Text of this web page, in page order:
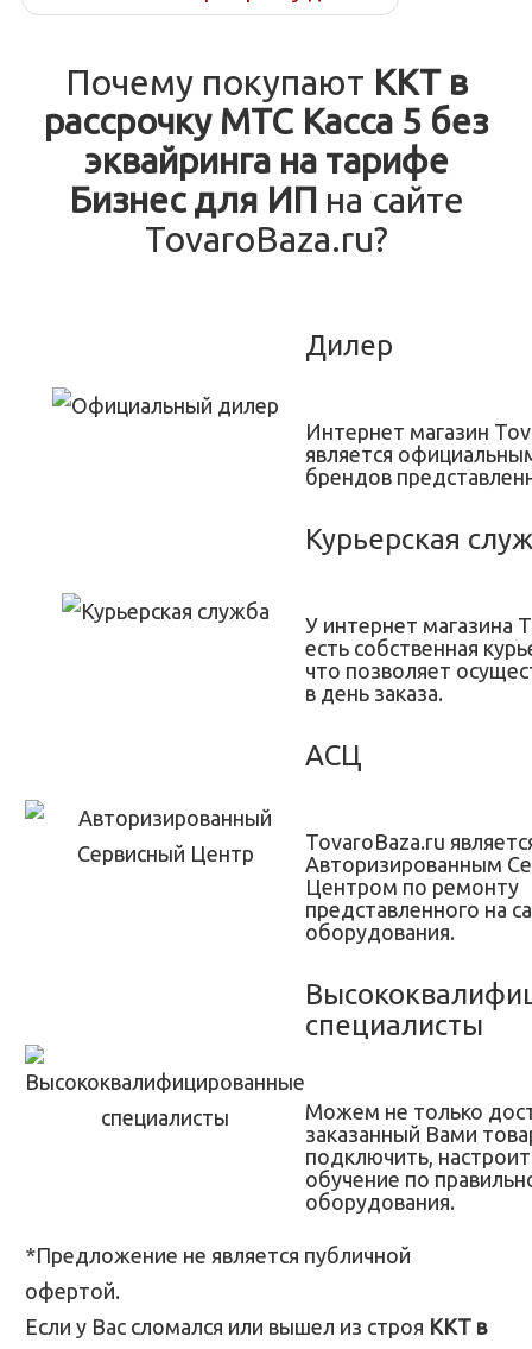
Почему покупают ККТ в
рассрочку МТС Касса 5 без
эквайринга на тарифе
Бизнес для ИПна сайте
TovaroBaza.ru?
Дилер
Интернет магазин
является
брендов
Курьерская
У интернет магазина
есть собственная
что позволяет
в день заказа.
АСЦ
TovaroBaza.ru
Авторизированным
Центром по ремонту
представленного на
оборудования.
специалисты
Можем не только
заказанный Вами
подключить,
обучение по
оборудования.
*Предложение не является публичной
офертой.
Если у Вас сломался или вышел из строя ККТ в